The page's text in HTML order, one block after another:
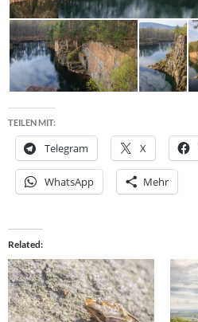
TEILEN MIT:
Telegram X
WhatsApp Mehr
Related